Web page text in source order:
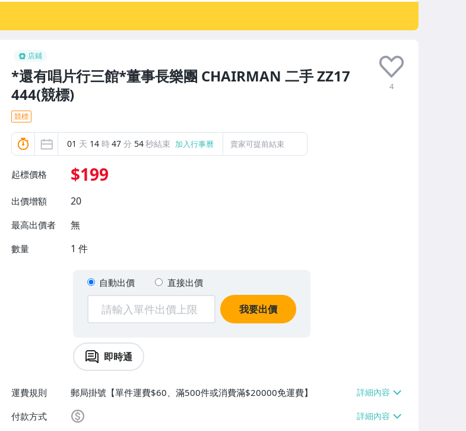
店鋪
*還有唱片行三館*董事長樂團 CHAIRMAN 二手 ZZ17
444(競標)
4
競標
01 天 14 時47 分 52秒結束 加入行事曆 賣家可提前結束
起標價格 $199
出價增額 20
最高出價者 無
數量 1 件
自動出價 直接出價
我要出價
即時通
運費規則
郵局掛號【單件運費$60、滿500件或消費滿$20000免運費】
付款方式